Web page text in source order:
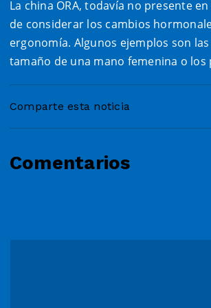
La china ORA, todavía no presente
de considerar los cambios
ergonomía. Algunos ejemplos son
tamaño de una mano femenina o
Comparte esta noticia
Comentarios